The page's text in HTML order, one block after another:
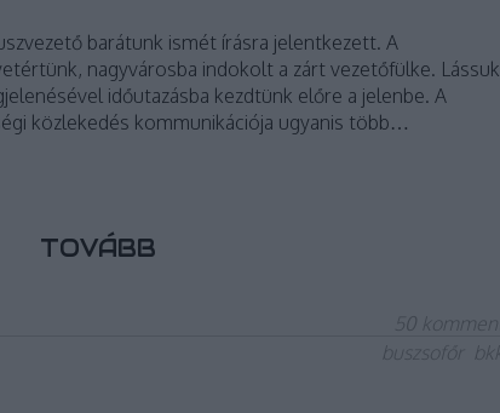
barátunk ismét írásra jelentkezett. A
nagyvárosba indokolt a zárt vezetőfülke. Lássuk
időutazásba kezdtünk előre a jelenbe. A
közlekedés kommunikációja ugyanis több…
TOVÁBB
50 komment
buszsofőr bkk